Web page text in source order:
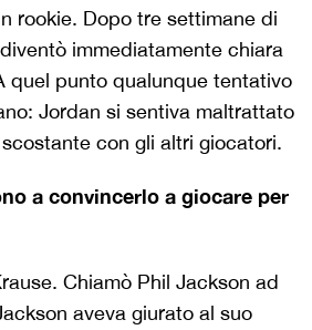
rookie. Dopo tre settimane di
immediatamente chiara
quel punto qualunque tentativo
Jordan si sentiva maltrattato
con gli altri giocatori.
a convincerlo a giocare per
Chiamò Phil Jackson ad
aveva giurato al suo